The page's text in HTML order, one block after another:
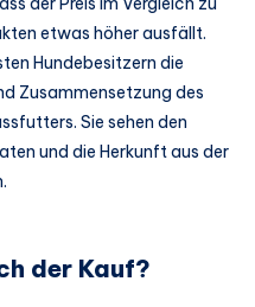
etwas höher ausfällt.
Hundebesitzern die
Zusammensetzung des
Sie sehen den
und die Herkunft aus der
der Kauf?